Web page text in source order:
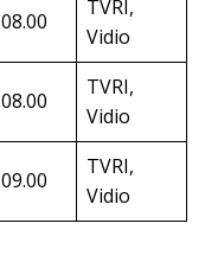
08.00
TVRI,
Vidio
08.00
TVRI,
Vidio
09.00
TVRI,
Vidio